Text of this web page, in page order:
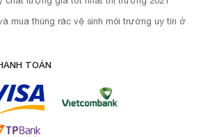
mua thùng rác vệ sinh môi trường uy tín ở
TOÁN